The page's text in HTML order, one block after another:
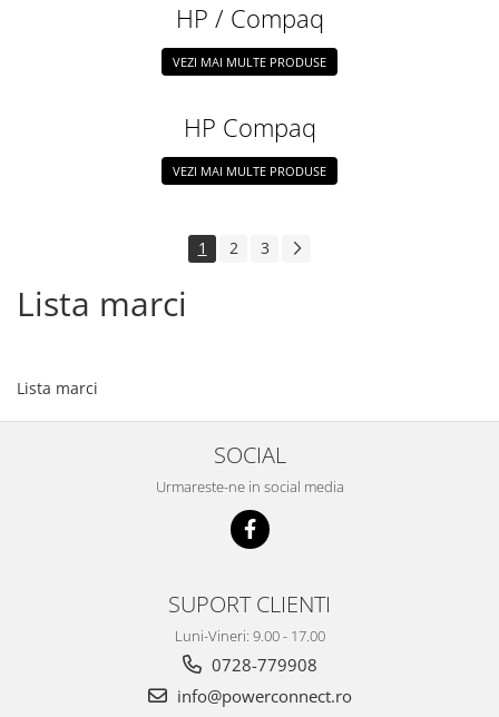
HP / Compaq
VEZI MAI MULTE PRODUSE
HP Compaq
VEZI MAI MULTE PRODUSE
1 2 3
Lista marci
Lista marci
SOCIAL
Urmareste-ne in social media
SUPORT CLIENTI
Luni-Vineri: 9.00 - 17.00
0728-779908
info@powerconnect.ro